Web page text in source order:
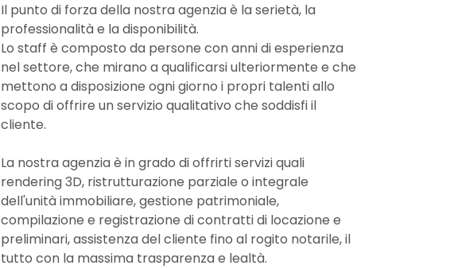
Il punto di forza della nostra agenzia è la serietà, la
professionalità e la disponibilità.
Lo staff è composto da persone con anni di esperienza
nel settore, che mirano a qualificarsi ulteriormente e che
mettono a disposizione ogni giorno i propri talenti allo
scopo di offrire un servizio qualitativo che soddisfi il
cliente.
La nostra agenzia è in grado di offrirti servizi quali
rendering 3D, ristrutturazione parziale o integrale
dell'unità immobiliare, gestione patrimoniale,
compilazione e registrazione di contratti di locazione e
preliminari, assistenza del cliente fino al rogito notarile, il
tutto con la massima trasparenza e lealtà.